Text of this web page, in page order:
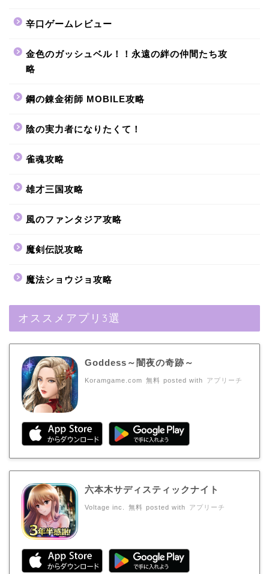
辛口ゲームレビュー
金色のガッシュベル！！永遠の絆の仲間たち攻
略
鋼の錬金術師 MOBILE攻略
陰の実力者になりたくて！
雀魂攻略
雄才三国攻略
風のファンタジア攻略
魔剣伝説攻略
魔法ショウジョ攻略
オススメアプリ3選
Goddess～闇夜の奇跡～
Koramgame.com 無料 posted with アプリーチ
六本木サディスティックナイト
Voltage inc. 無料 posted with アプリーチ